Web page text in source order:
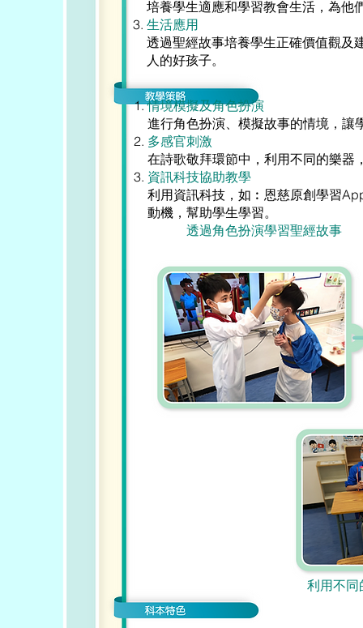
培養學生適應和學習教會生活，為他
生活應用
透過聖經故事培養學生正確價值觀及
人的好孩子。
情境模擬及角色扮演
進行角色扮演、模擬故事的情境，讓
多感官刺激
在詩歌敬拜環節中，利用不同的樂器
資訊科技協助教學
利用資訊科技，如︰恩慈原創學習
動機，幫助學生學習。
透過角色扮演學習聖經故事
利用不同